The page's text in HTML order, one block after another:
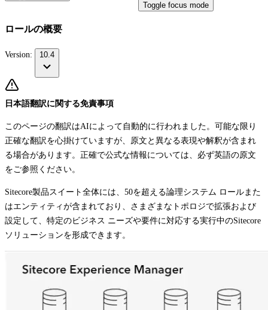
Toggle focus mode
ロールの概要
Version: 10.4
日本語翻訳に関する免責事項
このページの翻訳はAIによって自動的に行われました。可能な限り
正確な翻訳を心掛けていますが、原文と異なる表現や解釈が含まれ
る場合があります。正確で公式な情報については、必ず英語の原文
をご参照ください。
Sitecore製品スイート全体には、50を超える論理システム ロールまた
はエンティティが含まれており、さまざまなトポロジで拡張および
設定して、特定のビジネス ニーズや要件に対応する実行中のSitecore
ソリューションを形成できます。